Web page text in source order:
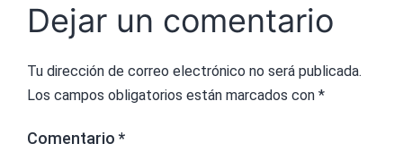
Dejar un comentario
Tu dirección de correo electrónico no será publicada.
Los campos obligatorios están marcados con *
Comentario *